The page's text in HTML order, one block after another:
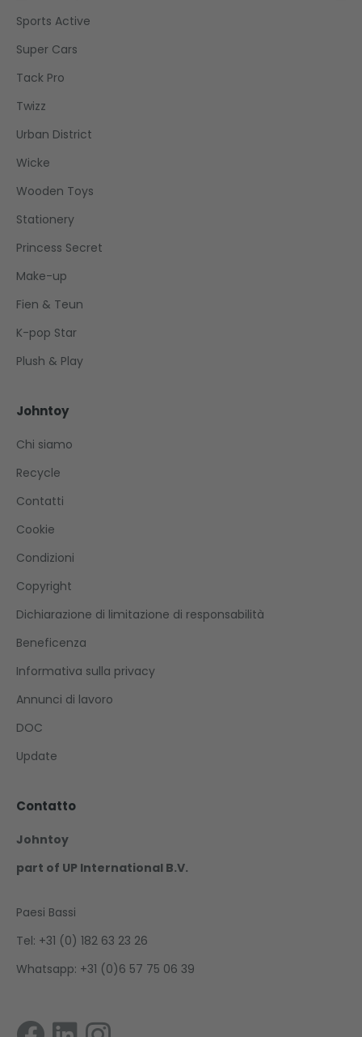
Sports Active
Super Cars
Tack Pro
Twizz
Urban District
Wicke
Wooden Toys
Stationery
Princess Secret
Make-up
Fien & Teun
K-pop Star
Plush & Play
Johntoy
Chi siamo
Recycle
Contatti
Cookie
Condizioni
Copyright
Dichiarazione di limitazione di responsabilità
Beneficenza
Informativa sulla privacy
Annunci di lavoro
DOC
Update
Contatto
Johntoy
part of UP International B.V.
Paesi Bassi
Tel: +31 (0) 182 63 23 26
Whatsapp: +31 (0)6 57 75 06 39